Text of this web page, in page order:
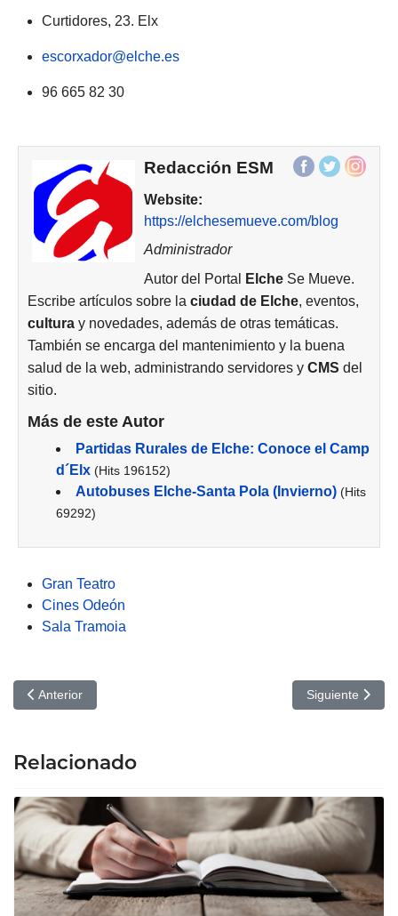
Curtidores, 23. Elx
escorxador@elche.es
96 665 82 30
Redacción ESM
Website:
https://elchesemueve.com/blog
Administrador
Autor del Portal
ElcheSe Mueve.
Escribe artículos sobre la ciudad de Elche, eventos,
cultura y novedades, además de otras temáticas.
También se encarga del mantenimiento y la buena
salud de la web, administrando servidores y CMS del
sitio.
Más de este Autor
Partidas Rurales de Elche: Conoce el Camp
d´Elx (Hits 196152)
Autobuses Elche-Santa Pola (Invierno) (Hits
69292)
Gran Teatro
Cines Odeón
Sala Tramoia
Artículo anterior: Cines Odeón Elche: enero a marzo de 2025
Anterior Artículo
Siguiente
Relacionado